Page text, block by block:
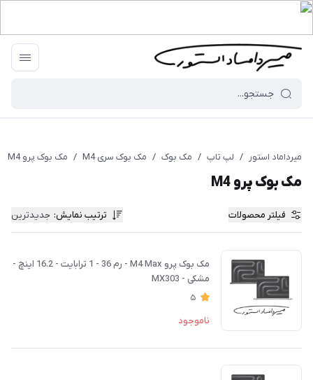
میرداماد استور / لپ تاپ / مک بوک / مک بوک سری M4 / مک بوک پرو M4
مک بوک پرو M4
فیلتر محصولات ترتیب نمایش: جدیدترین
مک بوک پرو M4 Max - رم 36 - 1 ترابایت - 16.2 اینچ -
مشکی - MX303
5
ناموجود